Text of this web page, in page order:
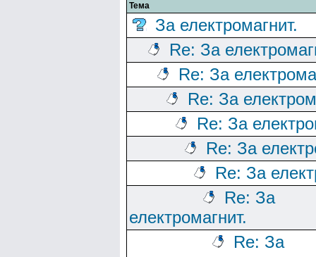
Тема
За електромагнит.
Re: За
Re: За
Re: За
Re: За
Re: За
Re: За
Re: За
електромагнит.
Re: За